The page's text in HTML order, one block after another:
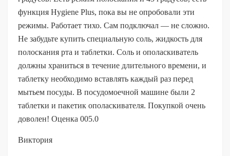
функция Hygiene Plus, пока вы не опробовали эти
режимы. Работает тихо. Сам подключал — не сложно.
Не забудьте купить специальную соль, жидкость для
полоскания рта и таблетки. Соль и ополаскиватель
должны храниться в течение длительного времени, и
таблетку необходимо вставлять каждый раз перед
мытьем посуды. В посудомоечной машине были 2
таблетки и пакетик ополаскивателя. Покупкой очень
доволен! Оценка 005.0
Виктория